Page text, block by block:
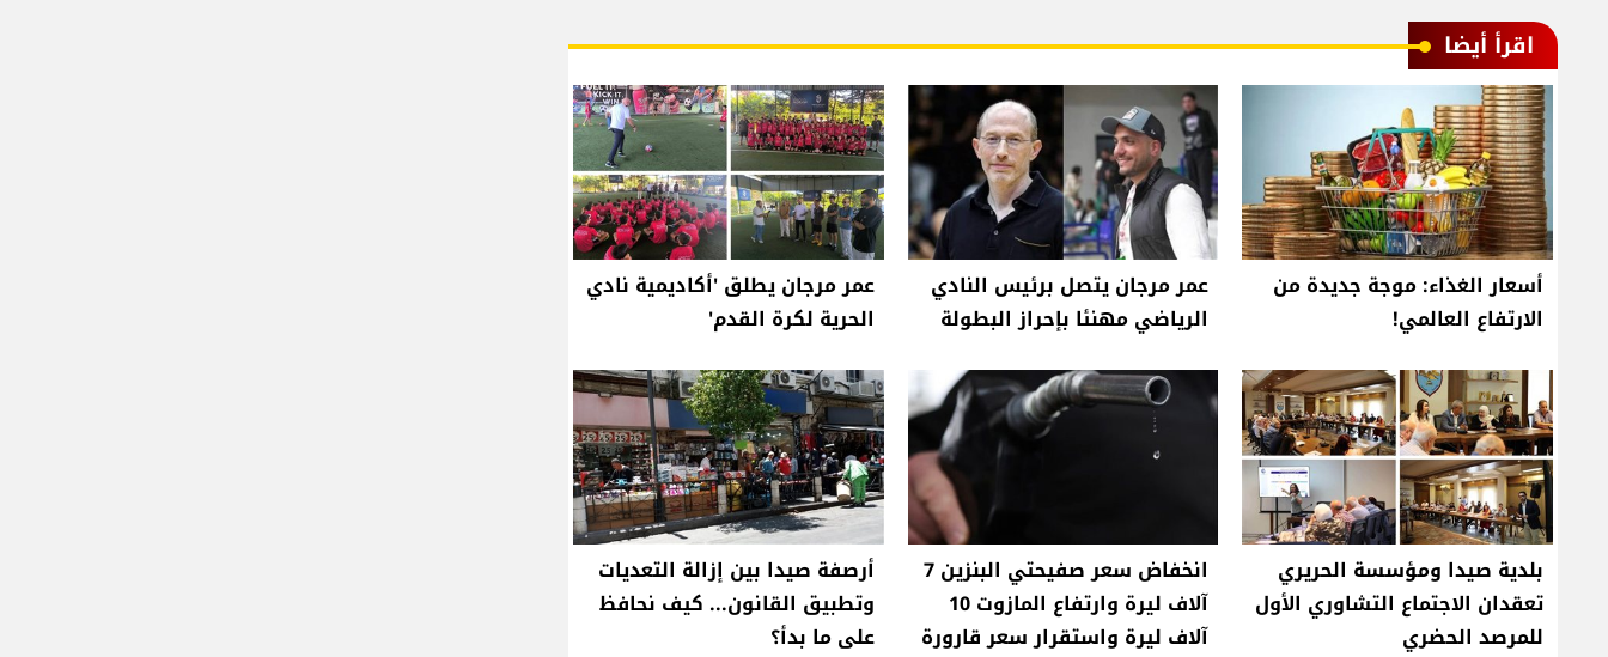
اقرأ أيضا
أسعار الغذاء: موجة جديدة من
الارتفاع العالمي!
عمر مرجان يتصل برئيس النادي
الرياضي مهنئا بإحراز البطولة
عمر مرجان يطلق 'أكاديمية نادي
الحرية لكرة القدم'
بلدية صيدا ومؤسسة الحريري
تعقدان الاجتماع التشاوري الأول
للمرصد الحضري
انخفاض سعر صفيحتي البنزين 7
آلاف ليرة وارتفاع المازوت 10
آلاف ليرة واستقرار سعر قارورة
أرصفة صيدا بين إزالة التعديات
وتطبيق القانون... كيف نحافظ
على ما بدأ؟